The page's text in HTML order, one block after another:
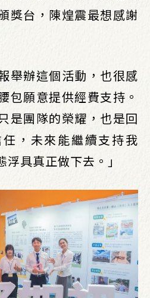
獎台，陳煌震最想感謝
舉辦這個活動，也很感
包願意提供經費支持。
是團隊的榮耀，也是回
，未來能繼續支持我
具真正做下去。」